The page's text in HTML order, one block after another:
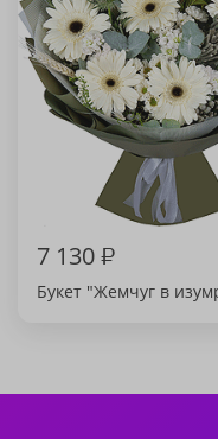
7 130₽
Букет "Жемчуг в